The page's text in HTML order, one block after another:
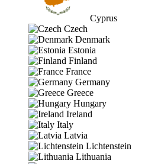
Cyprus
Czech
Denmark
Estonia
Finland
France
Germany
Greece
Hungary
Ireland
Italy
Latvia
Lichtenstein
Lithuania